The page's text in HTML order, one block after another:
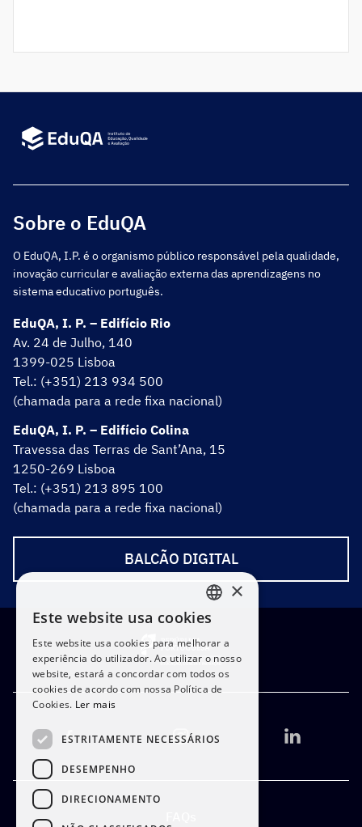
Presidente do Conselho Diretivo do EduQA, Luís
Diretivo, […]
Sobre o EduQA
O EduQA, I.P. é o organismo público responsável pela qualidade,
inovação curricular e avaliação externa das aprendizagens no
sistema educativo português.
EduQA, I. P. – Edifício Rio
Av. 24 de Julho, 140
1399-025 Lisboa
Tel.: (+351) 213 934 500
(chamada para a rede fixa nacional)
EduQA, I. P. – Edifício Colina
Travessa das Terras de Sant’Ana, 15
1250-269 Lisboa
Tel.: (+351) 213 895 100
(chamada para a rede fixa nacional)
BALCÃO DIGITAL
PORTUGUESE
ENGLISH
×
Este website usa cookies
Este website usa cookies para melhorar a
experiência do utilizador. Ao utilizar o nosso
website, estará a concordar com todos os
cookies de acordo com nossa Política de
Cookies. Ler mais
ESTRITAMENTE NECESSÁRIOS
DESEMPENHO
DIRECIONAMENTO